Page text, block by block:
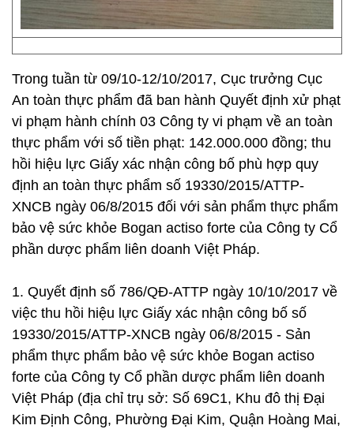
Trong tuần từ 09/10-12/10/2017, Cục trưởng Cục
An toàn thực phẩm đã ban hành Quyết định xử phạt
vi phạm hành chính 03 Công ty vi phạm về an toàn
thực phẩm với số tiền phạt: 142.000.000 đồng; thu
hồi hiệu lực Giấy xác nhận công bố phù hợp quy
định an toàn thực phẩm số 19330/2015/ATTP-
XNCB ngày 06/8/2015 đối với sản phẩm thực phẩm
bảo vệ sức khỏe Bogan actiso forte của Công ty Cổ
phần dược phẩm liên doanh Việt Pháp.
1. Quyết định số 786/QĐ-ATTP ngày 10/10/2017 về
việc thu hồi hiệu lực Giấy xác nhận công bố số
19330/2015/ATTP-XNCB ngày 06/8/2015 - Sản
phẩm thực phẩm bảo vệ sức khỏe Bogan actiso
forte của Công ty Cổ phần dược phẩm liên doanh
Việt Pháp (địa chỉ trụ sở: Số 69C1, Khu đô thị Đại
Kim Định Công, Phường Đại Kim, Quận Hoàng Mai,